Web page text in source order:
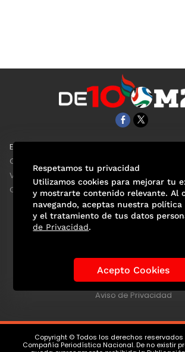
EL UNIVERSAL
Clase
ViveUSA
Confabulario
Historia de los Mundiales Lo viral
Las Figuras Tendencias
Aviso de Privacidad
Copyright © Todos los derechos reservados |
Compañía Periodística Nacional. De no existir
Respetamos tu privacidad
Utilizamos cookies para mejorar tu
y mostrarte contenido relevante. Al
navegando, aceptas nuestra política
y el tratamiento de tus datos
de Privacidad.
Acepto Cookies